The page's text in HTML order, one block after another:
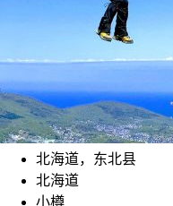
北海道，东北县
北海道
小樽